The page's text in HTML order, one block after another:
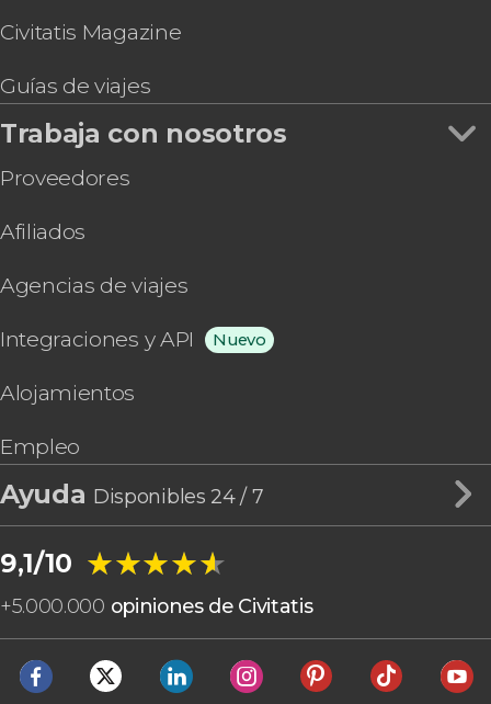
Civitatis Magazine
Guías de viajes
Trabaja con nosotros
Proveedores
Afiliados
Agencias de viajes
Integraciones y API Nuevo
Alojamientos
Empleo
Ayuda Disponibles 24 / 7
9,1/10 ★★★★★
★★★★★
+5.000.000 opiniones de Civitatis